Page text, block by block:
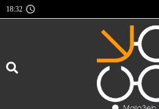
18:32